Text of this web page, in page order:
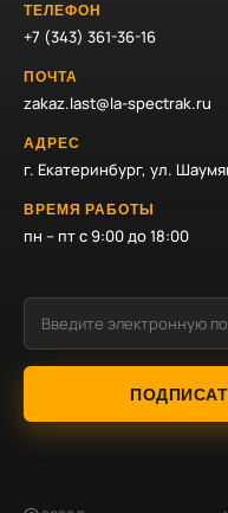
ТЕЛЕФОН
+7 (343) 361-36-16
ПОЧТА
zakaz.last@la-spectrak.ru
АДРЕС
г. Екатеринбург, ул.
ВРЕМЯ РАБОТЫ
пн – пт с 9:00 до 18:00